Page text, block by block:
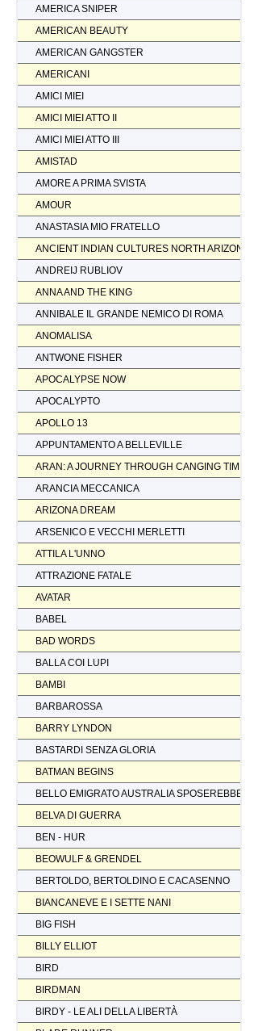
AMERICA SNIPER
AMERICAN BEAUTY
AMERICAN GANGSTER
AMERICANI
AMICI MIEI
AMICI MIEI ATTO II
AMICI MIEI ATTO III
AMISTAD
AMORE A PRIMA SVISTA
AMOUR
ANASTASIA MIO FRATELLO
ANCIENT INDIAN CULTURES NORTH ARIZONA
ANDREIJ RUBLIOV
ANNA AND THE KING
ANNIBALE IL GRANDE NEMICO DI ROMA
ANOMALISA
ANTWONE FISHER
APOCALYPSE NOW
APOCALYPTO
APOLLO 13
APPUNTAMENTO A BELLEVILLE
ARAN: A JOURNEY THROUGH CANGING TIMES
ARANCIA MECCANICA
ARIZONA DREAM
ARSENICO E VECCHI MERLETTI
ATTILA L'UNNO
ATTRAZIONE FATALE
AVATAR
BABEL
BAD WORDS
BALLA COI LUPI
BAMBI
BARBAROSSA
BARRY LYNDON
BASTARDI SENZA GLORIA
BATMAN BEGINS
BELLO EMIGRATO AUSTRALIA SPOSEREBBE
BELVA DI GUERRA
BEN - HUR
BEOWULF & GRENDEL
BERTOLDO, BERTOLDINO E CACASENNO
BIANCANEVE E I SETTE NANI
BIG FISH
BILLY ELLIOT
BIRD
BIRDMAN
BIRDY - LE ALI DELLA LIBERTÀ